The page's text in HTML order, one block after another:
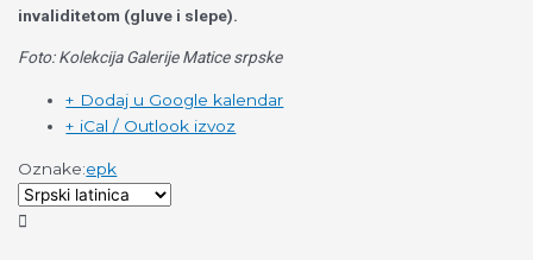
invaliditetom (gluve i slepe).
Foto: Kolekcija Galerije Matice srpske
+ Dodaj u Google kalendar
+ iCal / Outlook izvoz
Oznake:epk